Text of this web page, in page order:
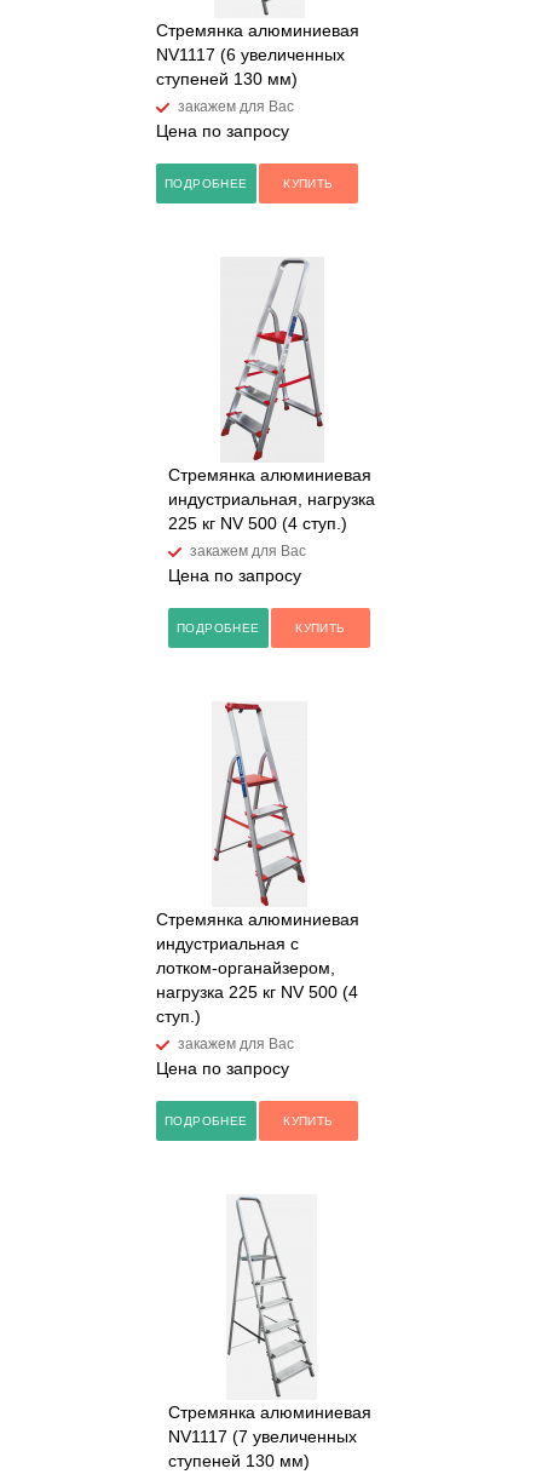
Стремянка алюминиевая
NV1117 (6 увеличенных
ступеней 130 мм)
закажем для Вас
Цена по запросу
ПОДРОБНЕЕ КУПИТЬ
Стремянка алюминиевая
индустриальная, нагрузка
225 кг NV 500 (4 ступ.)
закажем для Вас
Цена по запросу
ПОДРОБНЕЕ КУПИТЬ
Стремянка алюминиевая
индустриальная с
лотком-органайзером,
нагрузка 225 кг NV 500 (4
ступ.)
закажем для Вас
Цена по запросу
ПОДРОБНЕЕ КУПИТЬ
Стремянка алюминиевая
NV1117 (7 увеличенных
ступеней 130 мм)